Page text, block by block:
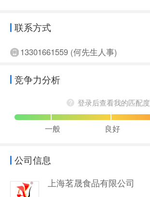
联系方式
13301661559 (何先生人事)
竞争力分析
登录后查看我的匹配度
一般 良好
公司信息
上海茗晟食品有限公司